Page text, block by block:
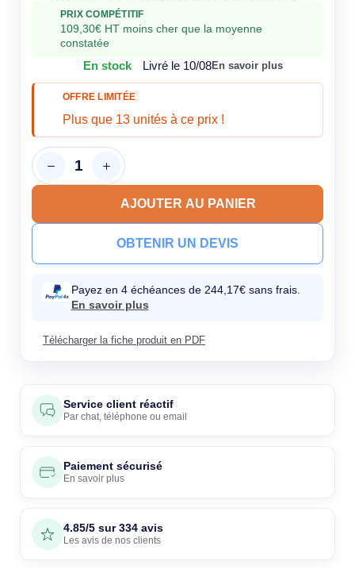
PRIX COMPÉTITIF
109,30€ HT moins cher que la moyenne
constatée
En stock Livré le 10/08En savoir plus
OFFRE LIMITÉE
Plus que 13 unités à ce prix !
AJOUTER AU PANIER
OBTENIR UN DEVIS
Payez en 4 échéances de 244,17€ sans frais.
En savoir plus
Télécharger la fiche produit en PDF
Service client réactif
Par chat, téléphone ou email
Paiement sécurisé
En savoir plus
4.85/5 sur 334 avis
Les avis de nos clients